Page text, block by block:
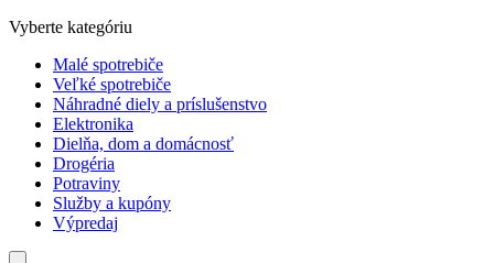
Vyberte kategóriu
Malé spotrebiče
Veľké spotrebiče
Náhradné diely a príslušenstvo
Elektronika
Dielňa, dom a domácnosť
Drogéria
Potraviny
Služby a kupóny
Výpredaj